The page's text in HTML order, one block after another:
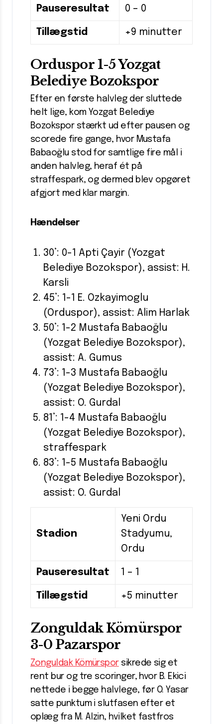
Pauseresultat 0 – 0
Tillægstid +9 minutter
Orduspor 1-5 Yozgat
Belediye Bozokspor
Efter en første halvleg der sluttede
helt lige, kom Yozgat Belediye
Bozokspor stærkt ud efter pausen og
scorede fire gange, hvor Mustafa
Babaoğlu stod for samtlige fire mål i
anden halvleg, heraf ét på
straffespark, og dermed blev opgøret
afgjort med klar margin.
Hændelser
30’: 0-1 Apti Çayir (Yozgat
Belediye Bozokspor), assist: H.
Karsli
45’: 1-1 E. Ozkayimoglu
(Orduspor), assist: Alim Harlak
50’: 1-2 Mustafa Babaoğlu
(Yozgat Belediye Bozokspor),
assist: A. Gumus
73’: 1-3 Mustafa Babaoğlu
(Yozgat Belediye Bozokspor),
assist: O. Gurdal
81’: 1-4 Mustafa Babaoğlu
(Yozgat Belediye Bozokspor),
straffespark
83’: 1-5 Mustafa Babaoğlu
(Yozgat Belediye Bozokspor),
assist: O. Gurdal
Stadion
Yeni Ordu
Stadyumu,
Ordu
Pauseresultat 1 – 1
Tillægstid +5 minutter
Zonguldak Kömürspor
3-0 Pazarspor
Zonguldak Kömürsporsikrede sig et
rent bur og tre scoringer, hvor B. Ekici
nettede i begge halvlege, før O. Yasar
satte punktum i slutfasen efter et
oplæg fra M. Alzin, hvilket fastfros